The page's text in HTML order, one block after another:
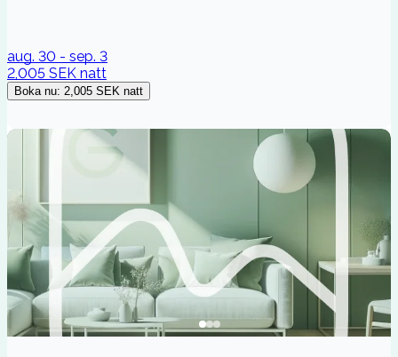
aug. 30 - sep. 3
2,005 SEK natt
Boka nu: 2,005 SEK natt